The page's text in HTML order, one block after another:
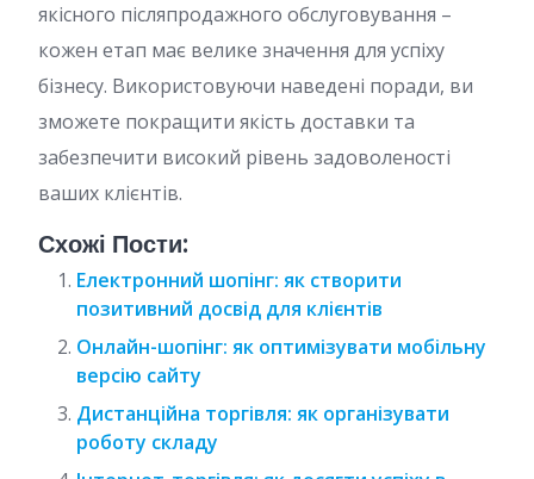
якісного післяпродажного обслуговування –
кожен етап має велике значення для успіху
бізнесу. Використовуючи наведені поради, ви
зможете покращити якість доставки та
забезпечити високий рівень задоволеності
ваших клієнтів.
Схожі Пости:
Електронний шопінг: як створити
позитивний досвід для клієнтів
Онлайн-шопінг: як оптимізувати мобільну
версію сайту
Дистанційна торгівля: як організувати
роботу складу